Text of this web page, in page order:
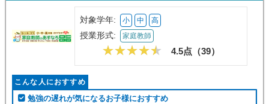
対象学年: 小 中 高
授業形式: 家庭教師
4.5点（39）
こんな人におすすめ
勉強の遅れが気になるお子様におすすめ